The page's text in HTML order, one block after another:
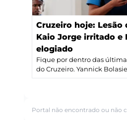
Cruzeiro hoje: Lesão
Kaio Jorge irritado e
elogiado
Fique por dentro das
do Cruzeiro. Yannick Bolasie
Portal não encontrado ou não